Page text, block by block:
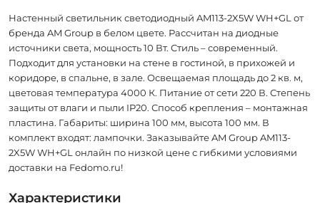
Настенный светильник светодиодный AM113-2X5W WH+GL от
бренда AM Group в белом цвете. Рассчитан на диодные
источники света, мощность 10 Вт. Стиль – современный.
Подходит для установки на стене в гостиной, в прихожей и
коридоре, в спальне, в зале. Освещаемая площадь до 2 кв. м,
цветовая температура 4000 К. Питание от сети 220 В. Степень
защиты от влаги и пыли IP20. Способ крепления – монтажная
пластина. Габариты: ширина 100 мм, высота 100 мм. В
комплект входят: лампочки. Заказывайте AM Group AM113-
2X5W WH+GL онлайн по низкой цене с гибкими условиями
доставки на Fedomo.ru!
Характеристики